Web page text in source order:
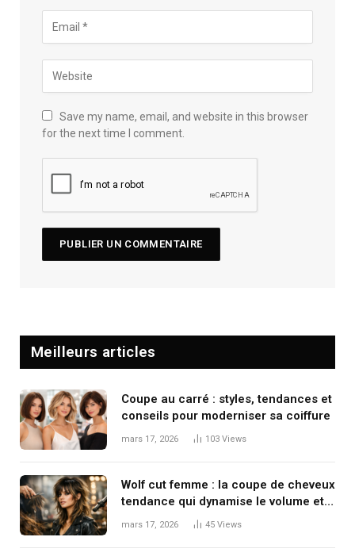
Save my name, email, and website in this browser
for the next time I comment.
Meilleurs articles
Coupe au carré : styles, tendances et
conseils pour moderniser sa coiffure
mars 17, 2026 103 Views
Wolf cut femme : la coupe de cheveux
tendance qui dynamise le volume et
le mouvement
mars 17, 2026 45 Views